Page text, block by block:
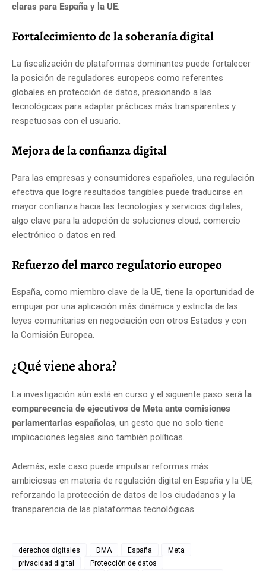
claras para España y la UE:
Fortalecimiento de la soberanía digital
La fiscalización de plataformas dominantes puede fortalecer
la posición de reguladores europeos como referentes
globales en protección de datos, presionando a las
tecnológicas para adaptar prácticas más transparentes y
respetuosas con el usuario.
Mejora de la confianza digital
Para las empresas y consumidores españoles, una regulación
efectiva que logre resultados tangibles puede traducirse en
mayor confianza hacia las tecnologías y servicios digitales,
algo clave para la adopción de soluciones cloud, comercio
electrónico o datos en red.
Refuerzo del marco regulatorio europeo
España, como miembro clave de la UE, tiene la oportunidad de
empujar por una aplicación más dinámica y estricta de las
leyes comunitarias en negociación con otros Estados y con
la Comisión Europea.
¿Qué viene ahora?
La investigación aún está en curso y el siguiente paso será la
comparecencia de ejecutivos de Meta ante comisiones
parlamentarias españolas, un gesto que no solo tiene
implicaciones legales sino también políticas.
Además, este caso puede impulsar reformas más
ambiciosas en materia de regulación digital en España y la UE,
reforzando la protección de datos de los ciudadanos y la
transparencia de las plataformas tecnológicas.
derechos digitales DMA España
Meta
privacidad digital
Protección de datos